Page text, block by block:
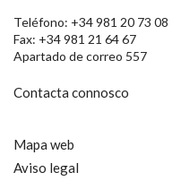
Teléfono: +34 981 20 73 08
Fax: +34 981 21 64 67
Apartado de correo 557
Contacta connosco
Mapa web
Aviso legal